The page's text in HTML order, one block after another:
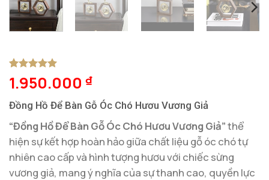
5trên 5
dựa trên
1
1.950.000 ₫
Đồng Hồ Để Bàn Gỗ Óc Chó Hươu Vương Giả
“Đồng Hồ Để Bàn Gỗ Óc Chó Hươu Vương Giả”thể
hiện sự kết hợp hoàn hảo giữa chất liệu gỗ óc chó tự
nhiên cao cấp và hình tượng hươu với chiếc sừng
vương giả, mang ý nghĩa của sự thanh cao, quyền lực